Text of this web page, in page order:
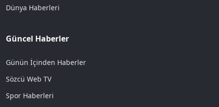
Dünya Haberleri
Güncel Haberler
Günün İçinden Haberler
Sözcü Web TV
Spor Haberleri